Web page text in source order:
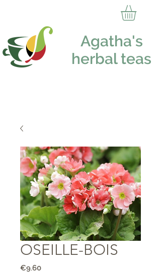
Agatha's
herbal teas
OSEILLE-BOIS
€9.60Price